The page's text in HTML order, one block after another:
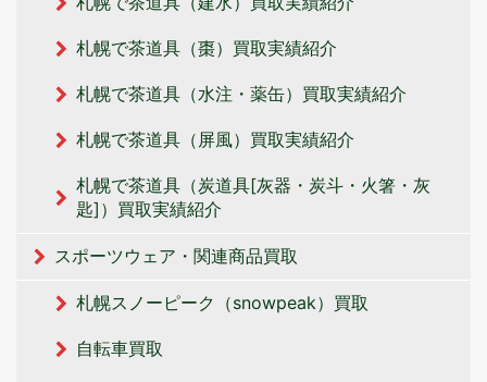
札幌で茶道具（棗）買取実績紹介
札幌で茶道具（水注・薬缶）買取実績紹介
札幌で茶道具（屏風）買取実績紹介
札幌で茶道具（炭道具[灰器・炭斗・火箸・灰
匙]）買取実績紹介
スポーツウェア・関連商品買取
札幌スノーピーク（snowpeak）買取
自転車買取